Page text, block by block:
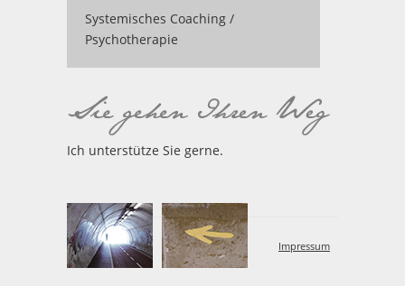
Systemisches Coaching /
Psychotherapie
Ich unterstütze Sie gerne.
Impressum